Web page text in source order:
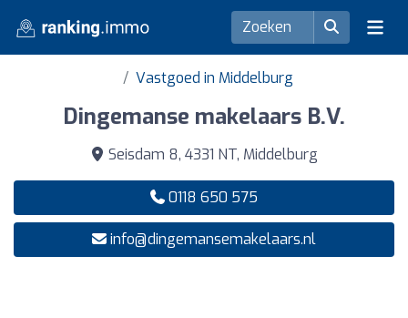
Vastgoed in Middelburg
Dingemanse makelaars B.V.
Seisdam 8, 4331 NT, Middelburg
0118 650 575
info@dingemansemakelaars.nl